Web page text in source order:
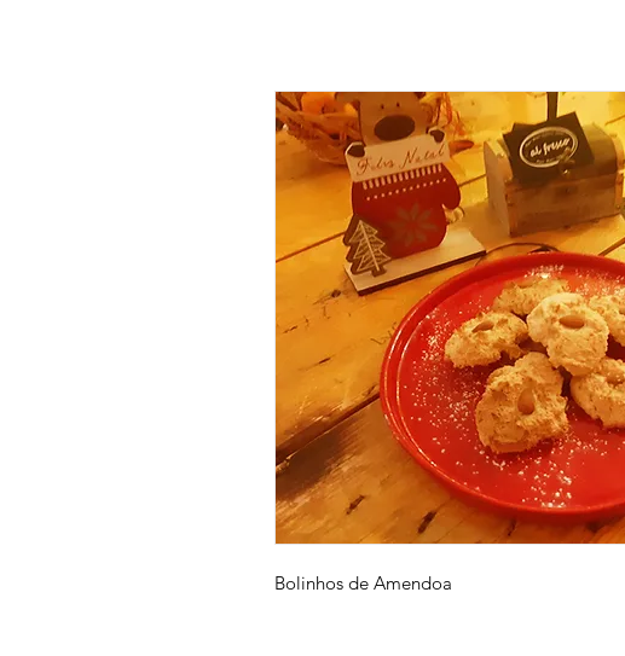
Bolinhos de Amendoa